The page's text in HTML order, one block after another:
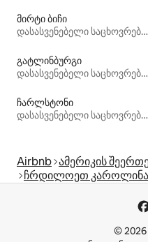
მირტი ბიჩი
დასასვენებელი საცხოვრებლები
გატლინბურგი
დასასვენებელი საცხოვრებლები
ჩარლსტონი
დასასვენებელი საცხოვრებლები
Airbnb ამერიკის
ჩრდილოეთ კაროლინა
© 2026